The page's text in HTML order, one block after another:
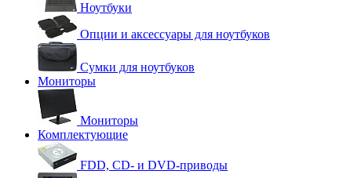
Ноутбуки
Опции и аксессуары для ноутбуков
Сумки для ноутбуков
Мониторы
Мониторы
Комплектующие
FDD, CD- и DVD-приводы